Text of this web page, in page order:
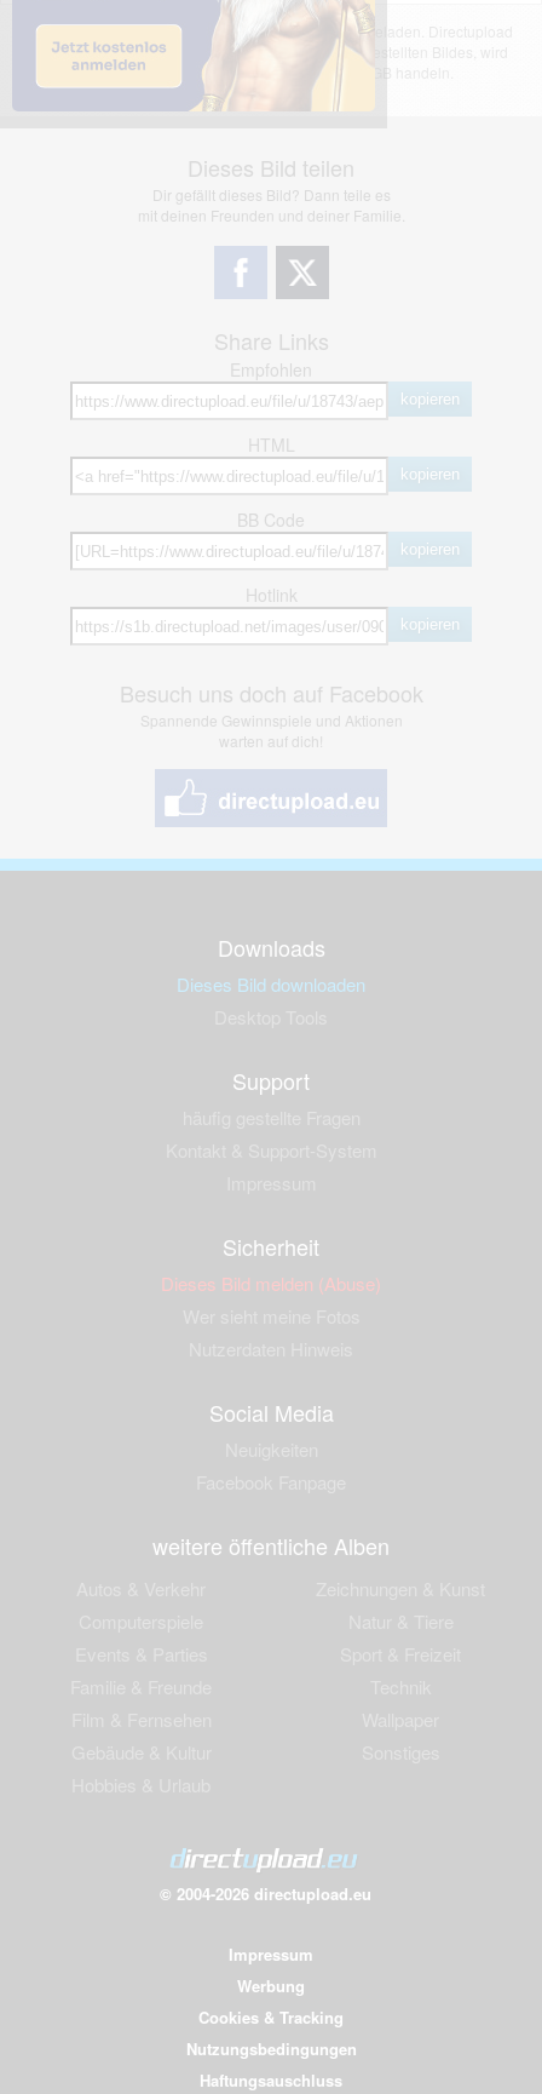
Das dargestellte Bild wurde von einem Nutzer hochgeladen. Directupload
übernimmt keinerlei Haftung für den Inhalt des dargestellten Bildes, wird
jedoch bei Verstößen nach §2(3) unserer AGB handeln.
Dieses Bild teilen
Dir gefällt dieses Bild? Dann teile es
mit deinen Freunden und deiner Familie.
Share Links
Empfohlen
kopieren
HTML
kopieren
BB Code
kopieren
Hotlink
kopieren
Besuch uns doch auf Facebook
Spannende Gewinnspiele und Aktionen
warten auf dich!
Downloads
Dieses Bild downloaden
Support
Sicherheit
Dieses Bild melden (Abuse)
Social Media
weitere öffentliche Alben
© 2004-2026 directupload.eu
Impressum
Werbung
Cookies & Tracking
Nutzungsbedingungen
Haftungsauschluss